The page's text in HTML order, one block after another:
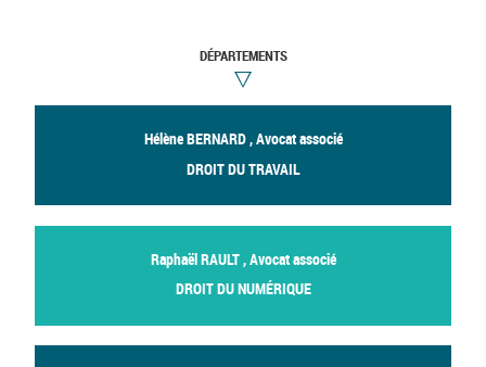
DÉPARTEMENTS
Hélène BERNARD , Avocat associé
DROIT DU TRAVAIL
Raphaël RAULT , Avocat associé
DROIT DU NUMÉRIQUE